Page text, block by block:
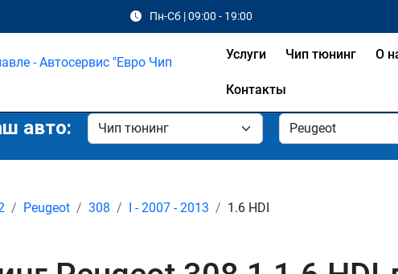
Пн-Сб | 09:00 - 19:00
Услуги Чип тюнинг О
Контакты
авто:
Peugeot 308 I - 2007 - 2013 1.6 HDI